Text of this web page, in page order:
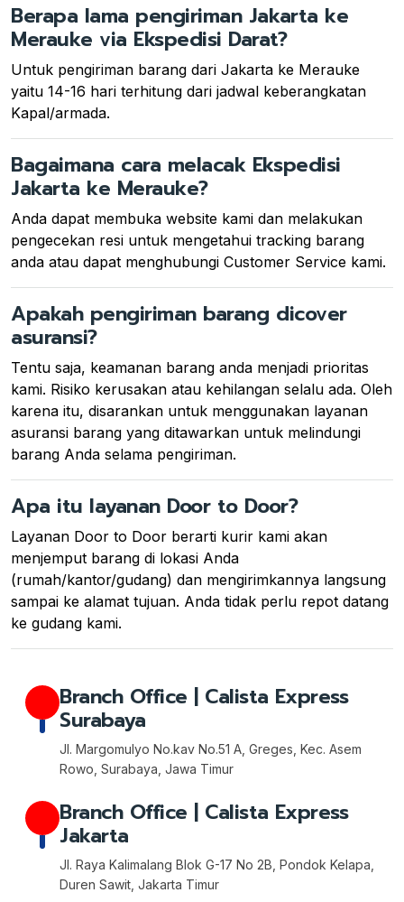
Berapa lama pengiriman Jakarta ke
Merauke via Ekspedisi Darat?
Untuk pengiriman barang dari Jakarta ke Merauke
yaitu 14-16 hari terhitung dari jadwal keberangkatan
Kapal/armada.
Bagaimana cara melacak Ekspedisi
Jakarta ke Merauke?
Anda dapat membuka website kami dan melakukan
pengecekan resi untuk mengetahui tracking barang
anda atau dapat menghubungi Customer Service kami.
Apakah pengiriman barang dicover
asuransi?
Tentu saja, keamanan barang anda menjadi prioritas
kami. Risiko kerusakan atau kehilangan selalu ada. Oleh
karena itu, disarankan untuk menggunakan layanan
asuransi barang yang ditawarkan untuk melindungi
barang Anda selama pengiriman.
Apa itu layanan Door to Door?
Layanan Door to Door berarti kurir kami akan
menjemput barang di lokasi Anda
(rumah/kantor/gudang) dan mengirimkannya langsung
sampai ke alamat tujuan. Anda tidak perlu repot datang
ke gudang kami.
Branch Office | Calista Express
Surabaya
Jl. Margomulyo No.kav No.51 A, Greges, Kec. Asem
Rowo, Surabaya, Jawa Timur
Branch Office | Calista Express
Jakarta
Jl. Raya Kalimalang Blok G-17 No 2B, Pondok Kelapa,
Duren Sawit, Jakarta Timur